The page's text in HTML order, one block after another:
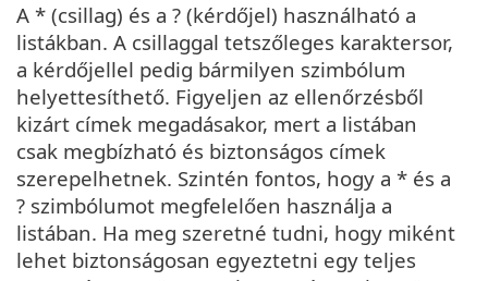
A * (csillag) és a ? (kérdőjel) használható a
listákban. A csillaggal tetszőleges karaktersor,
a kérdőjellel pedig bármilyen szimbólum
helyettesíthető. Figyeljen az ellenőrzésből
kizárt címek megadásakor, mert a listában
csak megbízható és biztonságos címek
szerepelhetnek. Szintén fontos, hogy a * és a
? szimbólumot megfelelően használja a
listában. Ha meg szeretné tudni, hogy miként
lehet biztonságosan egyeztetni egy teljes